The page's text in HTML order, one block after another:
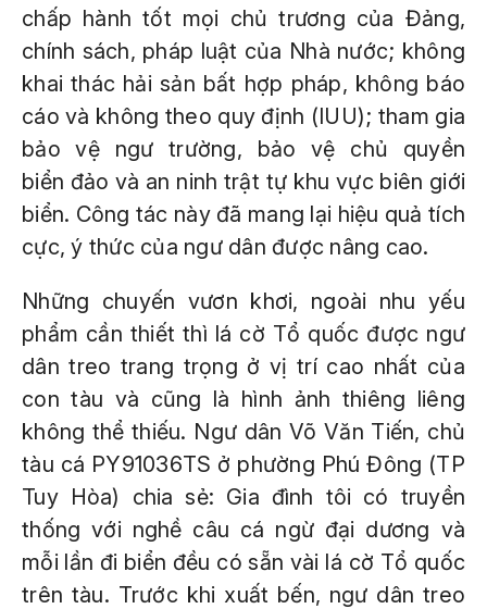
chấp hành tốt mọi chủ trương của Đảng,
chính sách, pháp luật của Nhà nước; không
khai thác hải sản bất hợp pháp, không báo
cáo và không theo quy định (IUU); tham gia
bảo vệ ngư trường, bảo vệ chủ quyền
biển đảo và an ninh trật tự khu vực biên giới
biển. Công tác này đã mang lại hiệu quả tích
cực, ý thức của ngư dân được nâng cao.
Những chuyến vươn khơi, ngoài nhu yếu
phẩm cần thiết thì lá cờ Tổ quốc được ngư
dân treo trang trọng ở vị trí cao nhất của
con tàu và cũng là hình ảnh thiêng liêng
không thể thiếu. Ngư dân Võ Văn Tiến, chủ
tàu cá PY91036TS ở phường Phú Đông (TP
Tuy Hòa) chia sẻ: Gia đình tôi có truyền
thống với nghề câu cá ngừ đại dương và
mỗi lần đi biển đều có sẵn vài lá cờ Tổ quốc
trên tàu. Trước khi xuất bến, ngư dân treo